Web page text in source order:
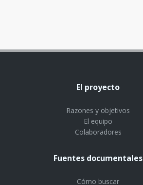
El proyecto
Razones y objetivos
El equipo
Colaboradores
Fuentes documentales
Cómo buscar